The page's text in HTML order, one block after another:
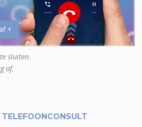
+
sluiten.
af.
TELEFOONCONSULT